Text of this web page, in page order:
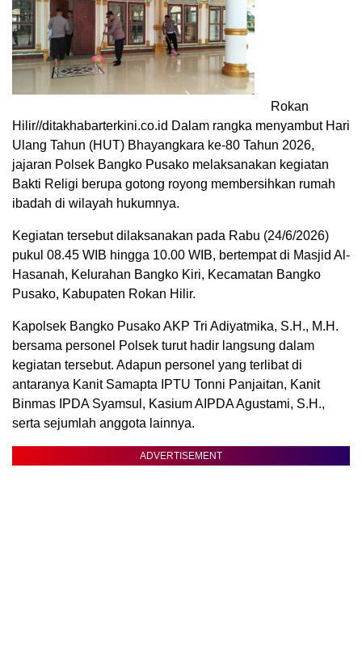
Rokan
Hilir//ditakhabarterkini.co.id Dalam rangka menyambut Hari
Ulang Tahun (HUT) Bhayangkara ke-80 Tahun 2026,
jajaran Polsek Bangko Pusako melaksanakan kegiatan
Bakti Religi berupa gotong royong membersihkan rumah
ibadah di wilayah hukumnya.
Kegiatan tersebut dilaksanakan pada Rabu (24/6/2026)
pukul 08.45 WIB hingga 10.00 WIB, bertempat di Masjid Al-
Hasanah, Kelurahan Bangko Kiri, Kecamatan Bangko
Pusako, Kabupaten Rokan Hilir.
Kapolsek Bangko Pusako AKP Tri Adiyatmika, S.H., M.H.
bersama personel Polsek turut hadir langsung dalam
kegiatan tersebut. Adapun personel yang terlibat di
antaranya Kanit Samapta IPTU Tonni Panjaitan, Kanit
Binmas IPDA Syamsul, Kasium AIPDA Agustami, S.H.,
serta sejumlah anggota lainnya.
ADVERTISEMENT